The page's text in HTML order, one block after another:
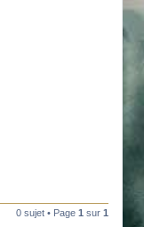
0 sujet • Page 1 sur 1